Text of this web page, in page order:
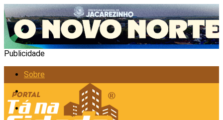
Publicidade
Sobre
Anunciar
Política de Privacidade